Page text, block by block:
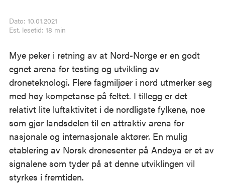
Dato: 10.01.2021
Est. lesetid: 18 min
Mye peker i retning av at Nord-Norge er en godt
egnet arena for testing og utvikling av
droneteknologi. Flere fagmiljøer i nord utmerker seg
med høy kompetanse på feltet. I tillegg er det
relativt lite luftaktivitet i de nordligste fylkene, noe
som gjør landsdelen til en attraktiv arena for
nasjonale og internasjonale aktører. En mulig
etablering av Norsk dronesenter på Andøya er et av
signalene som tyder på at denne utviklingen vil
styrkes i fremtiden.